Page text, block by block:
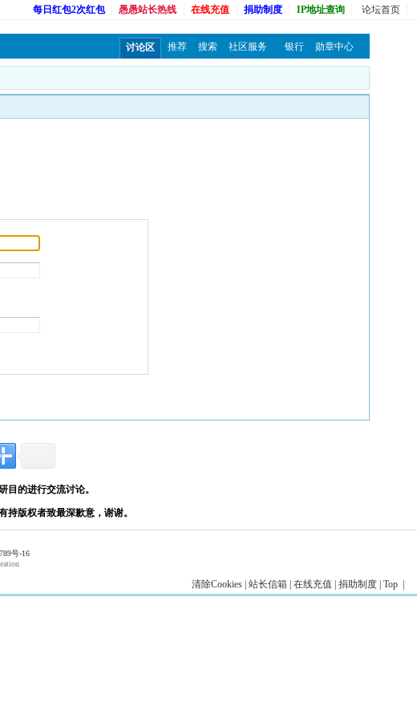
每日红包2次红包 愚愚站长热线 在线充值 捐助制度 IP地址查询 论坛首页
讨论区 推荐 搜索 社区服务 银行 勋章中心
的进行交流讨论。
持版权者致最深歉意，谢谢。
号-16
清除Cookies| 站长信箱 | 在线充值 | 捐助制度| Top|